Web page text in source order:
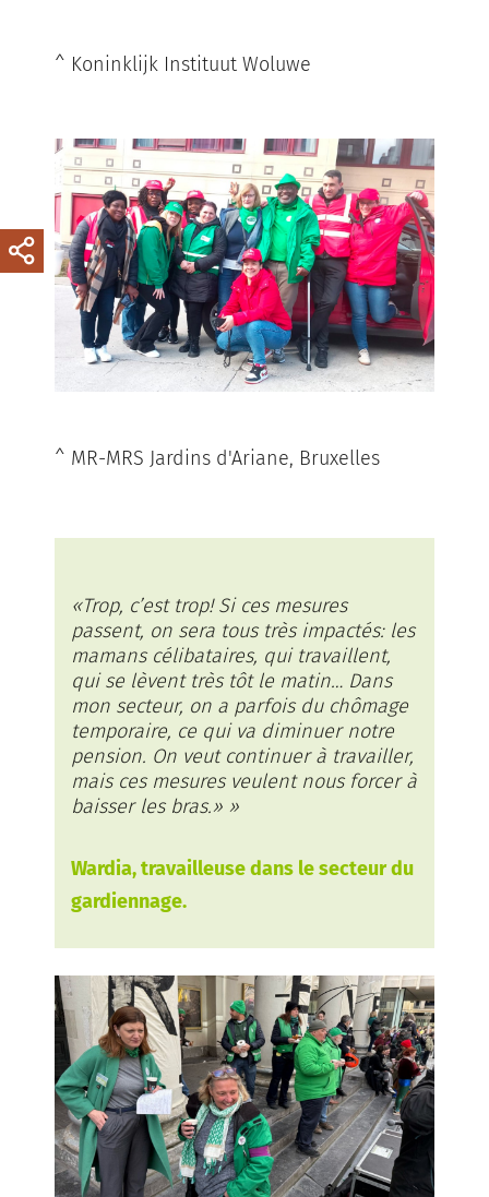
^ Koninklijk Instituut Woluwe
^ MR-MRS Jardins d'Ariane, Bruxelles
«Trop, c’est trop! Si ces mesures
passent, on sera tous très impactés: les
mamans célibataires, qui travaillent,
qui se lèvent très tôt le matin… Dans
mon secteur, on a parfois du chômage
temporaire, ce qui va diminuer notre
pension. On veut continuer à travailler,
mais ces mesures veulent nous forcer à
baisser les bras.» »
Wardia, travailleuse dans le secteur du
gardiennage.